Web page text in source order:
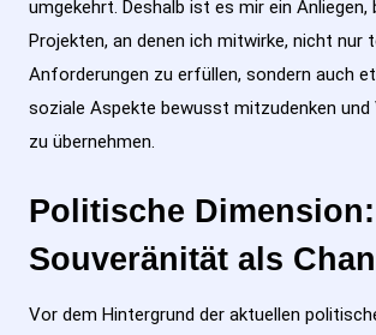
umgekehrt. Deshalb ist es mir ein Anliegen,
Projekten, an denen ich mitwirke, nicht nur
Anforderungen zu erfüllen, sondern auch
soziale Aspekte bewusst mitzudenken
zu übernehmen.
Politische
Souveränität als
Vor dem Hintergrund der aktuellen